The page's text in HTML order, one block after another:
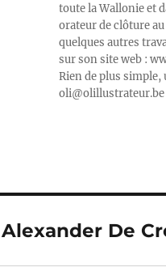
toute la Wallonie et
orateur de clôture
quelques autres
sur son site web :
Rien de plus simple,
De